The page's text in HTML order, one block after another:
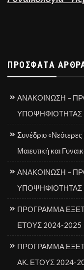
ΠΡΌΣΦΑΤΑ
ΑΝΑΚΟΙΝΩΣΗ –
ΥΠΟΨΗΦΙΟΤΗΤΑΣ
Συνέδριο «Νεότερες
Μαιευτική και
ΑΝΑΚΟΙΝΩΣΗ –
ΥΠΟΨΗΦΙΟΤΗΤΑΣ
ΠΡΟΓΡΑΜΜΑ
ΕΤΟΥΣ 2024-2025
ΠΡΟΓΡΑΜΜΑ
ΑΚ. ΕΤΟΥΣ 2024-